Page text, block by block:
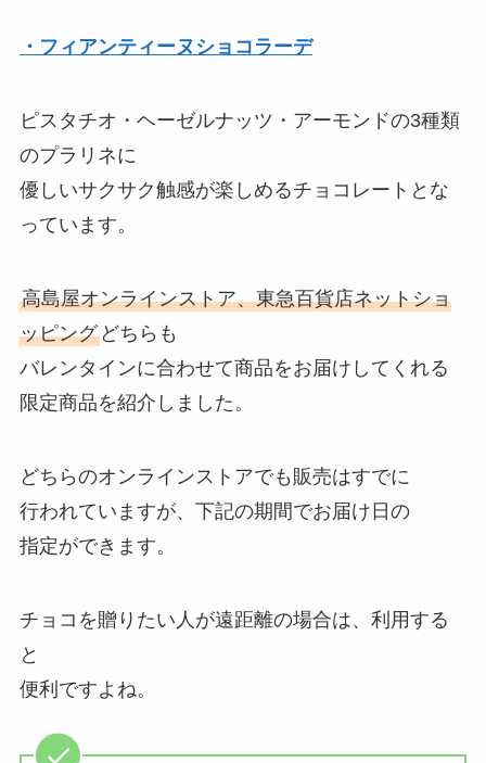
・フィアンティーヌショコラーデ
ピスタチオ・ヘーゼルナッツ・アーモンドの3種類
のプラリネに
優しいサクサク触感が楽しめるチョコレートとな
っています。
高島屋オンラインストア、東急百貨店ネットショ
ッピングどちらも
バレンタインに合わせて商品をお届けしてくれる
限定商品を紹介しました。
どちらのオンラインストアでも販売はすでに
行われていますが、下記の期間でお届け日の
指定ができます。
チョコを贈りたい人が遠距離の場合は、利用する
と
便利ですよね。